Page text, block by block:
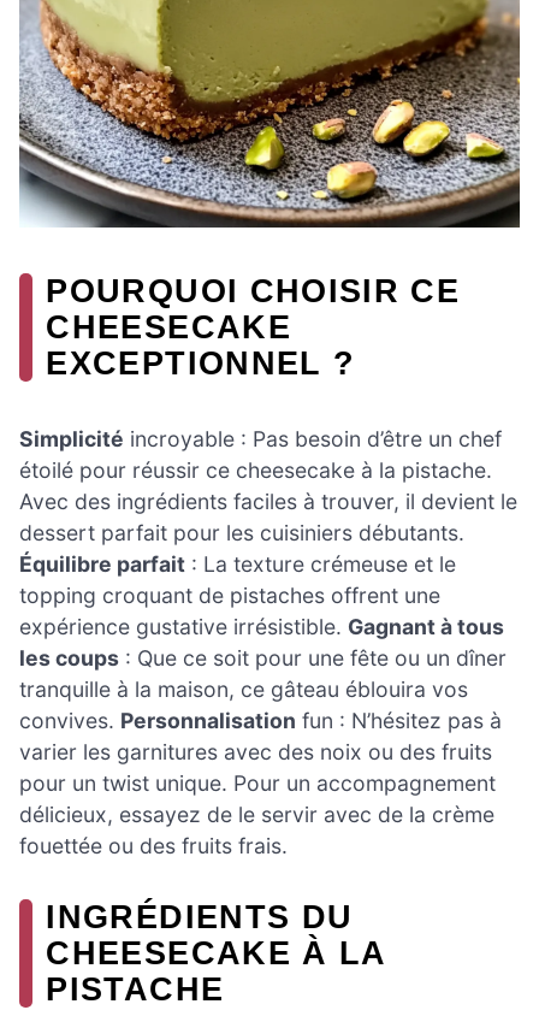
POURQUOI CHOISIR CE
CHEESECAKE
EXCEPTIONNEL ?
Simplicité incroyable : Pas besoin d’être un chef
étoilé pour réussir ce cheesecake à la pistache.
Avec des ingrédients faciles à trouver, il devient le
dessert parfait pour les cuisiniers débutants.
Équilibre parfait : La texture crémeuse et le
topping croquant de pistaches offrent une
expérience gustative irrésistible. Gagnant à tous
les coups : Que ce soit pour une fête ou un dîner
tranquille à la maison, ce gâteau éblouira vos
convives. Personnalisation fun : N’hésitez pas à
varier les garnitures avec des noix ou des fruits
pour un twist unique. Pour un accompagnement
délicieux, essayez de le servir avec de la crème
fouettée ou des fruits frais.
INGRÉDIENTS DU
CHEESECAKE À LA
PISTACHE